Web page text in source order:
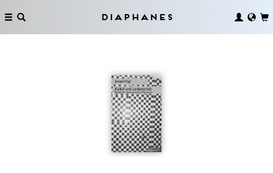
Diaphanes